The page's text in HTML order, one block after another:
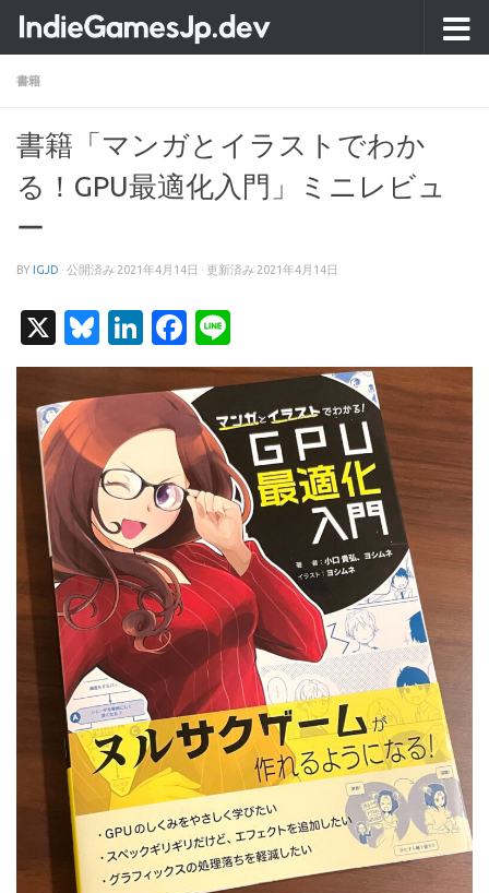
コンテンツへスキップ
書籍
書籍「マンガとイラストでわか
る！GPU最適化入門」ミニレビュ
ー
BY IGJD · 公開済み 2021年4月14日 · 更新済み 2021年4月14日
X Bluesky
LinkedIn
Facebook